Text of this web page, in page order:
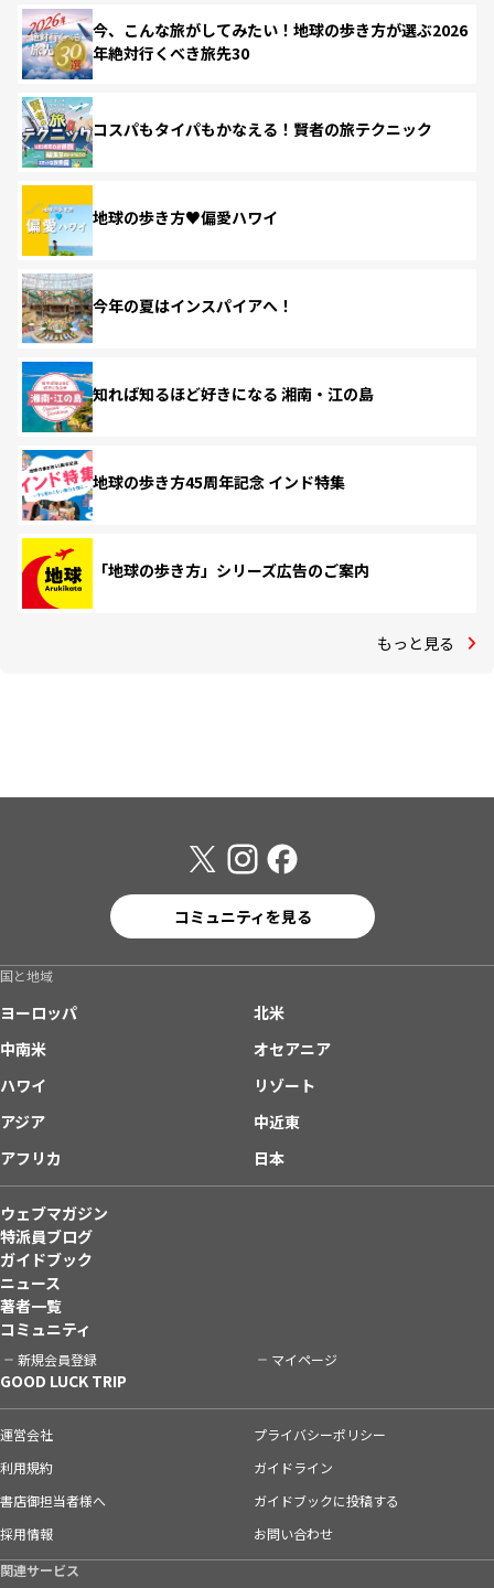
今、こんな旅がしてみたい！地球の歩き方が選ぶ2026
年絶対行くべき旅先30
コスパもタイパもかなえる！賢者の旅テクニック
地球の歩き方♥偏愛ハワイ
今年の夏はインスパイアへ！
知れば知るほど好きになる 湘南・江の島
地球の歩き方45周年記念 インド特集
「地球の歩き方」シリーズ広告のご案内
もっと見る
コミュニティを見る
国と地域
ヨーロッパ
北米
中南米
オセアニア
ハワイ
リゾート
アジア
中近東
アフリカ
日本
ウェブマガジン
特派員ブログ
ガイドブック
ニュース
著者一覧
コミュニティ
新規会員登録 マイページ
GOOD LUCK TRIP
運営会社
プライバシーポリシー
利用規約
ガイドライン
書店御担当者様へ
ガイドブックに投稿する
採用情報
お問い合わせ
関連サービス